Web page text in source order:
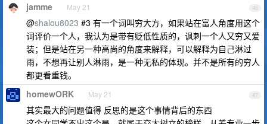
46
jamme May 21
@shalou8023 #3 有一个词叫穷大方，如果站在富人角度用这个
词评价一个人，我认为是带有贬低性质的，讽刺一个人又穷又爱
装；但是站在另一种高尚的角度来解释，可以解释为自己淋过
雨，不想再让别人淋雨，是一种无私的体现。并不是所有的穷人
都更看重钱。
47
homewORK May 21
其实最大的问题值得 反思的是这个事情背后的东西